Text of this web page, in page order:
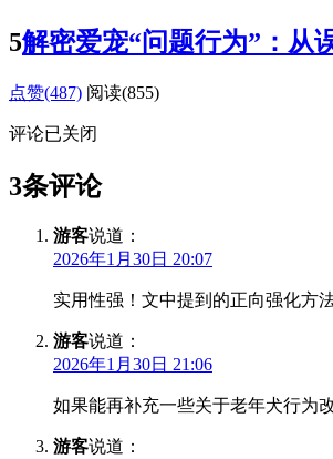
5解密爱宠“问题行为”：从
点赞(487) 阅读(855)
评论已关闭
3条评论
游客说道：
2026年1月30日 20:07
实用性强！文中提到的正向强化方
游客说道：
2026年1月30日 21:06
如果能再补充一些关于老年犬行为
游客说道：